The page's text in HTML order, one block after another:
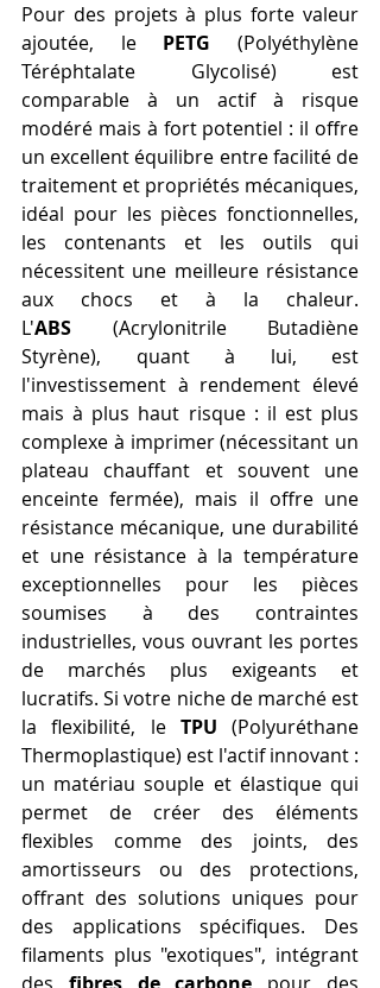
Pour des projets à plus forte valeur
ajoutée, le PETG (Polyéthylène
Téréphtalate Glycolisé) est
comparable à un actif à risque
modéré mais à fort potentiel : il offre
un excellent équilibre entre facilité de
traitement et propriétés mécaniques,
idéal pour les pièces fonctionnelles,
les contenants et les outils qui
nécessitent une meilleure résistance
aux chocs et à la chaleur.
L'ABS (Acrylonitrile Butadiène
Styrène), quant à lui, est
l'investissement à rendement élevé
mais à plus haut risque : il est plus
complexe à imprimer (nécessitant un
plateau chauffant et souvent une
enceinte fermée), mais il offre une
résistance mécanique, une durabilité
et une résistance à la température
exceptionnelles pour les pièces
soumises à des contraintes
industrielles, vous ouvrant les portes
de marchés plus exigeants et
lucratifs. Si votre niche de marché est
la flexibilité, le TPU (Polyuréthane
Thermoplastique) est l'actif innovant :
un matériau souple et élastique qui
permet de créer des éléments
flexibles comme des joints, des
amortisseurs ou des protections,
offrant des solutions uniques pour
des applications spécifiques. Des
filaments plus "exotiques", intégrant